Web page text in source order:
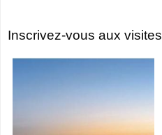
Inscrivez-vous aux visites